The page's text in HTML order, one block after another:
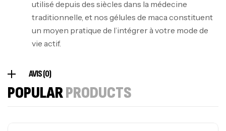
utilisé depuis des siècles dans la médecine
traditionnelle, et nos gélules de maca constituent
un moyen pratique de l’intégrer à votre mode de
vie actif.
AVIS (0)
POPULARPRODUCTS
Omega 3 – 100 Gélules – Scitec Nutrition
Autres
د.ت84
CREATINE